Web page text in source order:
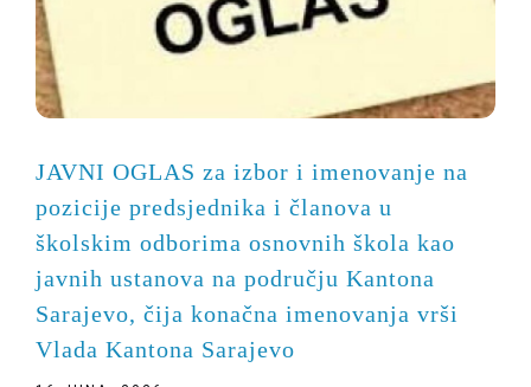
JAVNI OGLAS za izbor i imenovanje na
pozicije predsjednika i članova u
školskim odborima osnovnih škola kao
javnih ustanova na području Kantona
Sarajevo, čija konačna imenovanja vrši
Vlada Kantona Sarajevo